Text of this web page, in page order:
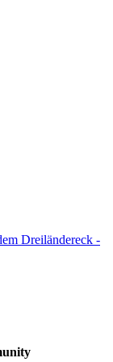
Dreiländereck -